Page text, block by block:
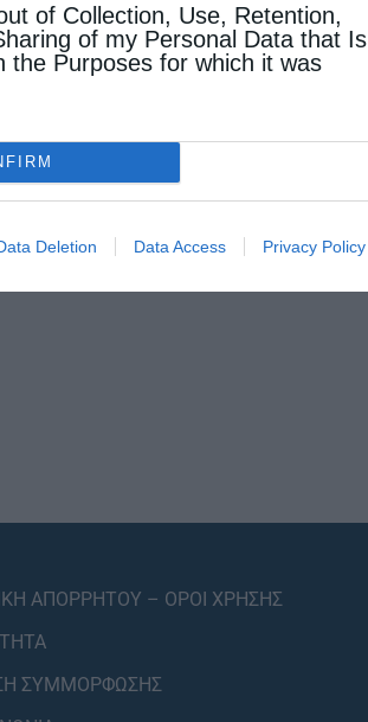
of Collection, Use, Retention,
of my Personal Data that Is
the Purposes for which it was
Deletion Data Access Privacy Policy
ΑΠΟΡΡΗΤΟΥ – ΟΡΟΙ ΧΡΗΣΗΣ
ΣΥΜΜΟΡΦΩΣΗΣ